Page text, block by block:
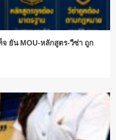
จ ยัน MOU-หลักสูตร-วีซ่า ถูก